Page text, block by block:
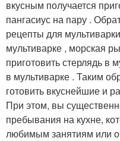
вкусным получается
пангасиус на пару .
рецепты для
мультиварке , морская
приготовить стерлядь в
в мультиварке . Таким
готовить вкуснейшие и
При этом, вы
пребывания на кухне,
любимым занятиям или